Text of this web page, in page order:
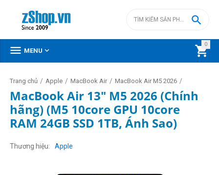
0


 MENU 
Trang chủ / Apple / MacBook Air / MacBook Air M5 2026 /
MacBook Air 13" M5 2026 (Chính
hãng) (M5 10core GPU 10core
RAM 24GB SSD 1TB, Ánh Sao)
Thương hiệu Apple